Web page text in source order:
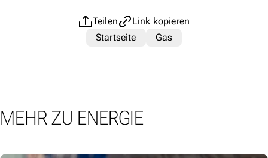
Teilen
Link kopieren
Startseite
Gas
MEHR ZU ENERGIE